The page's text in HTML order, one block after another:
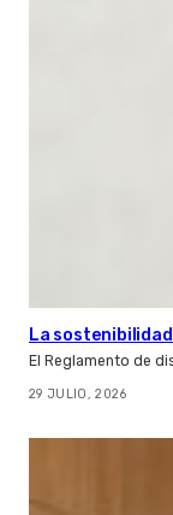
La
El Reglamento de
29 JULIO, 2026